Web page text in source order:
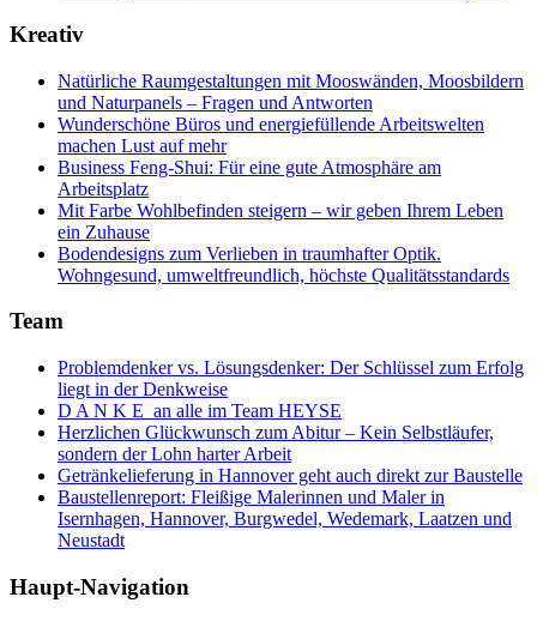
Kreativ
Natürliche Raumgestaltungen mit Mooswänden, Moosbildern
und Naturpanels – Fragen und Antworten
Wunderschöne Büros und energiefüllende Arbeitswelten
machen Lust auf mehr
Business Feng-Shui: Für eine gute Atmosphäre am
Arbeitsplatz
Mit Farbe Wohlbefinden steigern – wir geben Ihrem Leben
ein Zuhause
Bodendesigns zum Verlieben in traumhafter Optik.
Wohngesund, umweltfreundlich, höchste Qualitätsstandards
Team
Problemdenker vs. Lösungsdenker: Der Schlüssel zum Erfolg
liegt in der Denkweise
D A N K E an alle im Team HEYSE
Herzlichen Glückwunsch zum Abitur – Kein Selbstläufer,
sondern der Lohn harter Arbeit
Getränkelieferung in Hannover geht auch direkt zur Baustelle
Baustellenreport: Fleißige Malerinnen und Maler in
Isernhagen, Hannover, Burgwedel, Wedemark, Laatzen und
Neustadt
Haupt-Navigation